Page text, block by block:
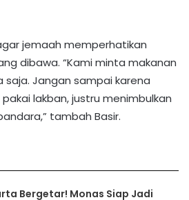
jemaah memperhatikan
dibawa. “Kami minta makanan
saja. Jangan sampai karena
lakban, justru menimbulkan
tambah Basir.
Bergetar! Monas Siap Jadi